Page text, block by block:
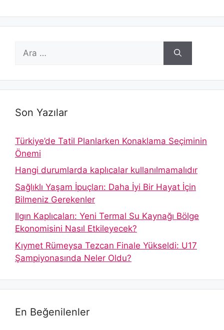
ara
Son Yazılar
Türkiye’de Tatil Planlarken Konaklama Seçiminin
Önemi
Hangi durumlarda kaplıcalar kullanılmamalıdır
Sağlıklı Yaşam İpuçları: Daha İyi Bir Hayat İçin
Bilmeniz Gerekenler
Ilgın Kaplıcaları: Yeni Termal Su Kaynağı Bölge
Ekonomisini Nasıl Etkileyecek?
Kıymet Rümeysa Tezcan Finale Yükseldi: U17
Şampiyonasında Neler Oldu?
En Beğenilenler